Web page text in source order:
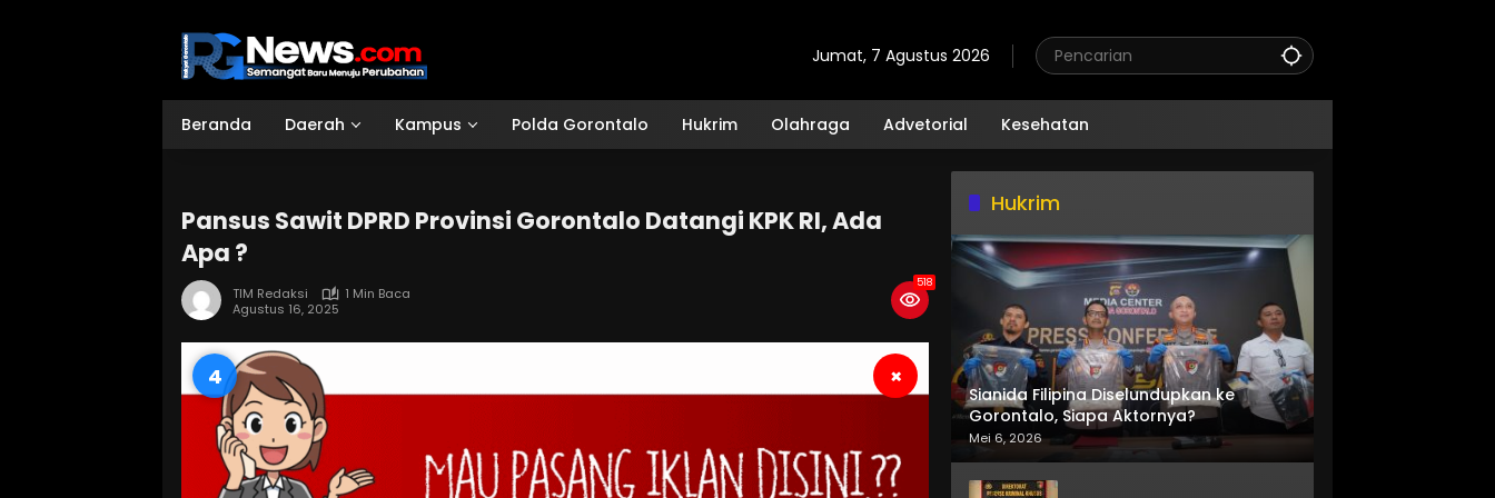
Jumat, 7 Agustus 2026
Beranda Daerah Kampus Polda Gorontalo Hukrim Olahraga Advetorial Kesehatan
Pansus Sawit DPRD Provinsi Gorontalo Datangi KPK RI, Ada
Apa ?
TIM Redaksi
1 Min Baca
Agustus 16, 2025
518
3 ×
Hukrim
Sianida Filipina Diselundupkan ke
Gorontalo, Siapa Aktornya?
Mei 6, 2026